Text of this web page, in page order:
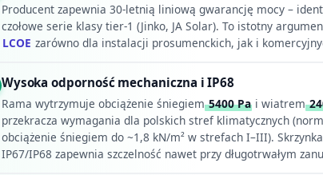
Producent zapewnia 30-letnią liniową gwarancję mocy –
czołowe serie klasy tier-1 (Jinko, JA Solar). To istotny
LCOE zarówno dla instalacji prosumenckich, jak i
Wysoka odporność mechaniczna i IP68
Rama wytrzymuje obciążenie śniegiem5400 Pai wiatrem
przekracza wymagania dla polskich stref klimatycznych
obciążenie śniegiem do ~1,8 kN/m² w strefach I–III).
IP67/IP68 zapewnia szczelność nawet przy długotrwałym